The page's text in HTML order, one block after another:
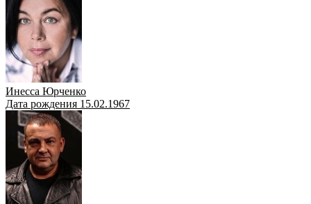
Инесса Юрченко
Дата рождения 15.02.1967